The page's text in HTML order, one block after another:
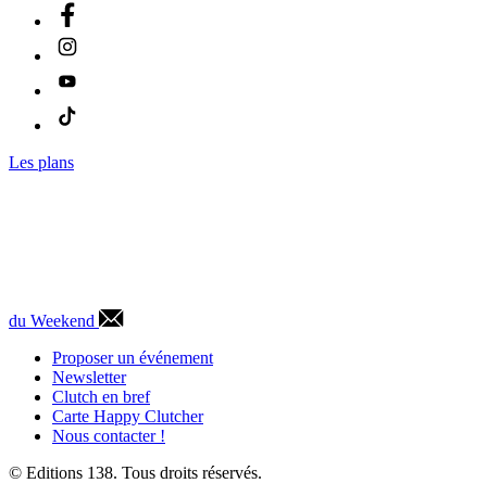
Les plans
du Weekend
Proposer un événement
Newsletter
Clutch en bref
Carte Happy Clutcher
Nous contacter !
© Editions 138. Tous droits réservés.